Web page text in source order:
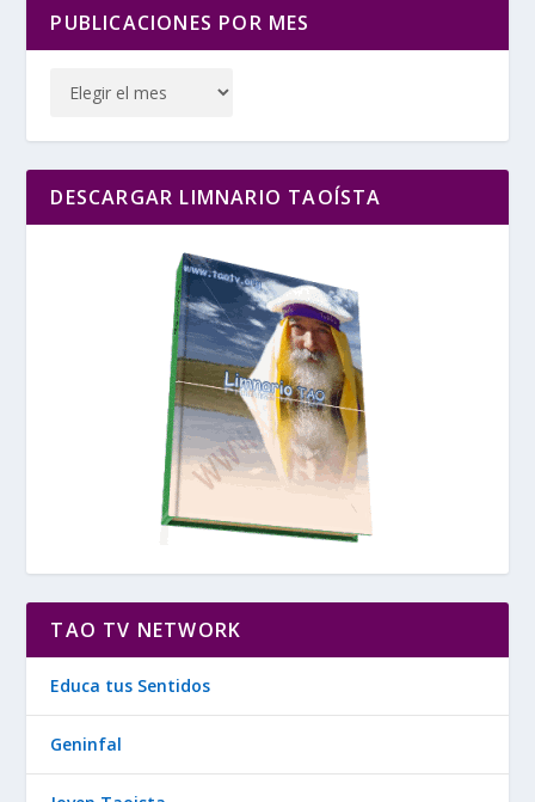
PUBLICACIONES POR MES
DESCARGAR LIMNARIO TAOÍSTA
TAO TV NETWORK
Educa tus Sentidos
Geninfal